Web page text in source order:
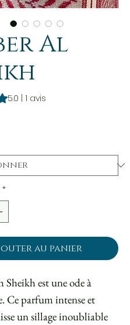
Al
5.0 sur cinq étoiles selon 1
5.0 | 1 avis
*
au panier
Sheikh est une ode à
Ce parfum intense et
un sillage inoubliable